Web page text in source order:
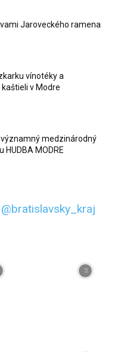
Jaroveckého ramena
vínotéky a
v Modre
významný medzinárodný
MODRE
@bratislavsky_kraj